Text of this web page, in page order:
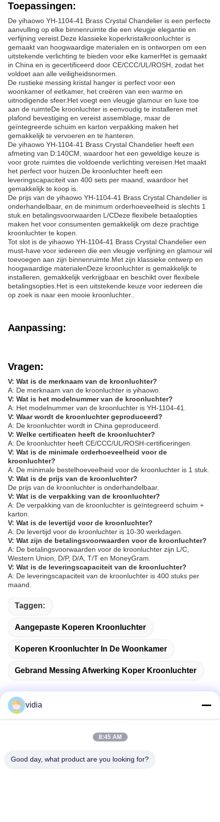
Toepassingen:
De yihaowo YH-1104-41 Brass Crystal Chandelier is een perfecte
aanvulling op elke binnenruimte die een vleugje elegantie en
verfijning vereist.Deze klassieke koperkristalkroonluchter is
gemaakt van hoogwaardige materialen en is ontworpen om een
uitstekende verlichting te bieden voor elke kamerHet is gemaakt
in China en is gecertificeerd door CE/CCC/UL/ROSH, zodat het
voldoet aan alle veiligheidsnormen.
De rustieke messing kristal hanger is perfect voor een
woonkamer of eetkamer, het creëren van een warme en
uitnodigende sfeer.Het voegt een vleugje glamour en luxe toe
aan de ruimteDe kroonluchter is eenvoudig te installeren met
plafond bevestiging en vereist assemblage, maar de
geïntegreerde schuim en karton verpakking maken het
gemakkelijk te vervoeren en te hanteren.
De yihaowo YH-1104-41 Brass Crystal Chandelier heeft een
afmeting van D:140CM, waardoor het een geweldige keuze is
voor grote ruimtes die voldoende verlichting vereisen.Het maakt
het perfect voor huizen.De kroonluchter heeft een
leveringscapaciteit van 400 sets per maand, waardoor het
gemakkelijk te koop is.
De prijs van de yihaowo YH-1104-41 Brass Crystal Chandelier is
onderhandelbaar, en de minimum orderhoeveelheid is slechts 1
stuk.en betalingsvoorwaarden L/CDeze flexibele betaalopties
maken het voor consumenten gemakkelijk om deze prachtige
kroonluchter te kopen.
Tot slot is de yihaowo YH-1104-41 Brass Crystal Chandelier een
must-have voor iedereen die een vleugje verfijning en glamour wil
toevoegen aan zijn binnenruimte.Met zijn klassieke ontwerp en
hoogwaardige materialenDeze kroonluchter is gemakkelijk te
installeren, gemakkelijk verkrijgbaar en beschikt over flexibele
betalingsopties.Het is een uitstekende keuze voor iedereen die
op zoek is naar een mooie kroonluchter..
Aanpassing:
Vragen:
V: Wat is de merknaam van de kroonluchter?
A: De merknaam van de kroonluchter is yihaowo.
V: Wat is het modelnummer van de kroonluchter?
A: Het modelnummer van de kroonluchter is YH-1104-41.
V: Waar wordt de kroonluchter geproduceerd?
A: De kroonluchter wordt in China geproduceerd.
V: Welke certificaten heeft de kroonluchter?
A: De kroonluchter heeft CE/CCC/UL/ROSH-certificeringen.
V: Wat is de minimale orderhoeveelheid voor de
kroonluchter?
A: De minimale bestelhoeveelheid voor de kroonluchter is 1 stuk.
V: Wat is de prijs van de kroonluchter?
De prijs van de kroonluchter is onderhandelbaar.
V: Wat is de verpakking van de kroonluchter?
A: De verpakking van de kroonluchter is geïntegreerd schuim +
karton.
V: Wat is de levertijd voor de kroonluchter?
A: De levertijd voor de kroonluchter is 10-30 werkdagen.
V: Wat zijn de betalingsvoorwaarden voor de kroonluchter?
A: De betalingsvoorwaarden voor de kroonluchter zijn L/C,
Western Union, D/P, D/A, T/T en MoneyGram.
V: Wat is de leveringscapaciteit van de kroonluchter?
A: De leveringscapaciteit van de kroonluchter is 400 stuks per
maand.
Taggen:
Aangepaste Koperen Kroonluchter
Koperen Kroonluchter In De Woonkamer
Gebrand Messing Afwerking Koper Kroonluchter
Adres
vidia
8:45 AM
Good day, what product are you looking for?